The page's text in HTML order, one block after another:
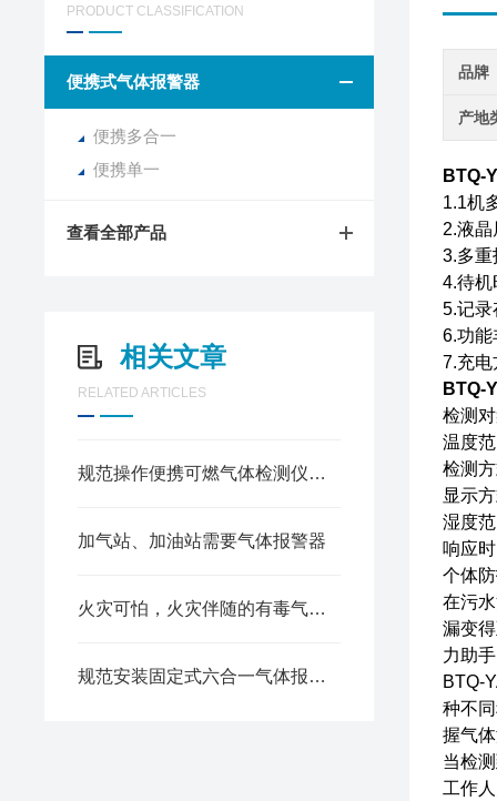
PRODUCT CLASSIFICATION
便携式气体报警器
便携多合一
便携单一
查看全部产品
相关文章
RELATED ARTICLES
规范操作便携可燃气体检测仪是实现准确测量的关键
加气站、加油站需要气体报警器
火灾可怕，火灾伴随的有毒气体泄漏更加致命！
规范安装固定式六合一气体报警器是实现早发现快响应的主要保障
品牌
产地
BTQ-
1.1机
2.液
3.多重
4.待机
5.记录
6.功能
7.充电
BTQ-
检测
温度
检测
显示
湿度
响应
个体
在污
漏变
力助
BTQ-
种不
握气
当检
工作